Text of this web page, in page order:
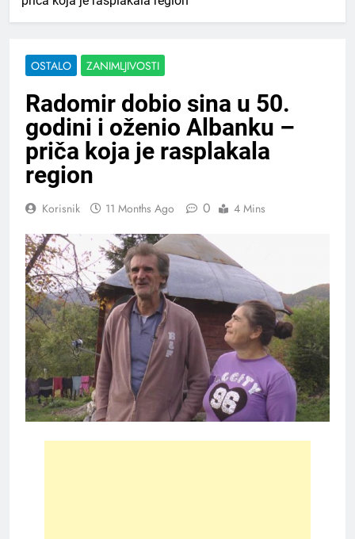
OSTALO ZANIMLJIVOSTI
Radomir dobio sina u 50.
godini i oženio Albanku –
priča koja je rasplakala
region
Korisnik 11 Months Ago 0 4 Mins